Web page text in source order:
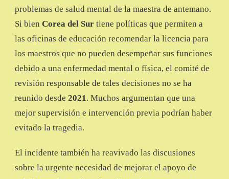
problemas de salud mental de la maestra de antemano.
Si bien Corea del Sur tiene políticas que permiten a
las oficinas de educación recomendar la licencia para
los maestros que no pueden desempeñar sus funciones
debido a una enfermedad mental o física, el comité de
revisión responsable de tales decisiones no se ha
reunido desde 2021. Muchos argumentan que una
mejor supervisión e intervención previa podrían haber
evitado la tragedia.
El incidente también ha reavivado las discusiones
sobre la urgente necesidad de mejorar el apoyo de